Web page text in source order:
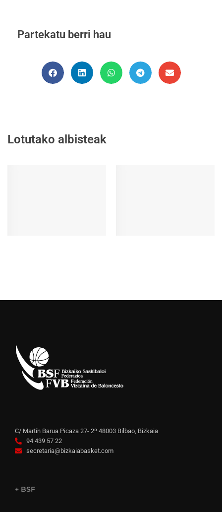
Partekatu berri hau
Lotutako albisteak
C/ Martín Barua Picaza 27- 2º 48003 Bilbao, Bizkaia
94 439 57 22
secretaria@bizkaiabasket.com
+ BSF